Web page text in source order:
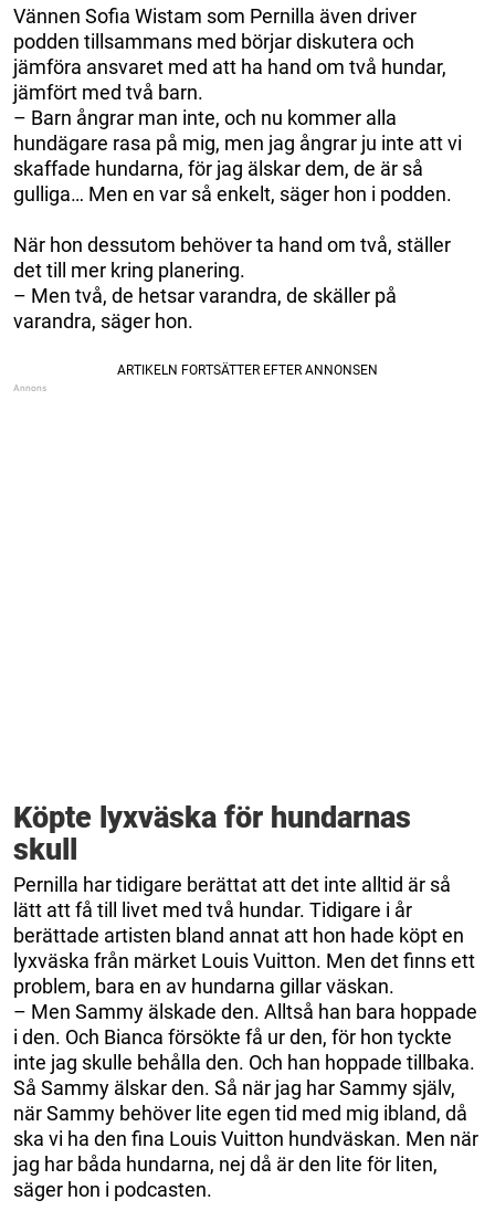
Vännen Sofia Wistam som Pernilla även driver
podden tillsammans med börjar diskutera och
jämföra ansvaret med att ha hand om två hundar,
jämfört med två barn.
– Barn ångrar man inte, och nu kommer alla
hundägare rasa på mig, men jag ångrar ju inte att vi
skaffade hundarna, för jag älskar dem, de är så
gulliga… Men en var så enkelt, säger hon i podden.
När hon dessutom behöver ta hand om två, ställer
det till mer kring planering.
– Men två, de hetsar varandra, de skäller på
varandra, säger hon.
Köpte lyxväska för hundarnas
skull
Pernilla har tidigare berättat att det inte alltid är så
lätt att få till livet med två hundar. Tidigare i år
berättade artisten bland annat att hon hade köpt en
lyxväska från märket Louis Vuitton. Men det finns ett
problem, bara en av hundarna gillar väskan.
– Men Sammy älskade den. Alltså han bara hoppade
i den. Och Bianca försökte få ur den, för hon tyckte
inte jag skulle behålla den. Och han hoppade tillbaka.
Så Sammy älskar den. Så när jag har Sammy själv,
när Sammy behöver lite egen tid med mig ibland, då
ska vi ha den fina Louis Vuitton hundväskan. Men när
jag har båda hundarna, nej då är den lite för liten,
säger hon i podcasten.